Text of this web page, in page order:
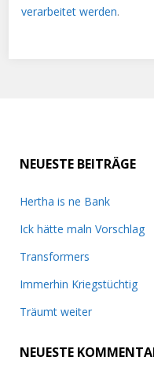
verarbeitet werden.
NEUESTE BEITRÄGE
Hertha is ne Bank
Ick hätte maln Vorschlag
Transformers
Immerhin Kriegstüchtig
Träumt weiter
NEUESTE